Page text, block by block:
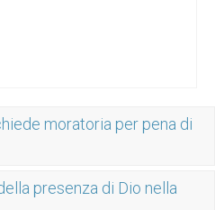
moratoria per pena di
presenza di Dio nella